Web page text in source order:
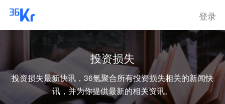
登录
投资损失
投资损失最新快讯，36氪聚合所有投资损失相关的新闻快
讯，并为你提供最新的相关资讯。